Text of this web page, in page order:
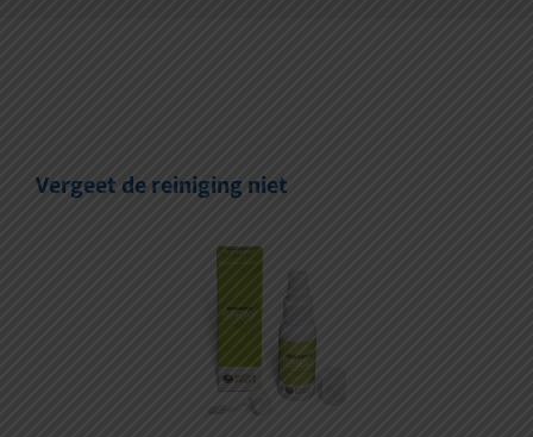
Vergeet de reiniging niet